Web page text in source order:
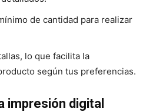
de cantidad para realizar
lo que facilita la
según tus preferencias.
impresión digital